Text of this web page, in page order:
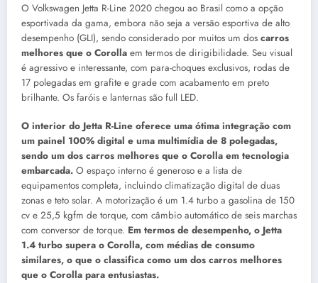
O Volkswagen Jetta R-Line 2020 chegou ao Brasil como a opção
esportivada da gama, embora não seja a versão esportiva de alto
desempenho (GLI), sendo considerado por muitos um dos carros
melhores que o Corolla em termos de dirigibilidade. Seu visual
é agressivo e interessante, com para-choques exclusivos, rodas de
17 polegadas em grafite e grade com acabamento em preto
brilhante. Os faróis e lanternas são full LED.
O interior do Jetta R-Line oferece uma ótima integração com
um painel 100% digital e uma multimídia de 8 polegadas,
sendo um dos carros melhores que o Corolla em tecnologia
embarcada. O espaço interno é generoso e a lista de
equipamentos completa, incluindo climatização digital de duas
zonas e teto solar. A motorização é um 1.4 turbo a gasolina de 150
cv e 25,5 kgfm de torque, com câmbio automático de seis marchas
com conversor de torque. Em termos de desempenho, o Jetta
1.4 turbo supera o Corolla, com médias de consumo
similares, o que o classifica como um dos carros melhores
que o Corolla para entusiastas.